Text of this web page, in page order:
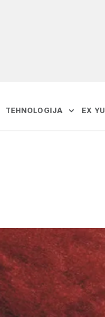
TEHNOLOGIJA EX YU